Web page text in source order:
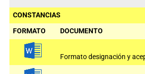
CONSTANCIAS
FORMATO
DOCUMENTO
Formato designación y